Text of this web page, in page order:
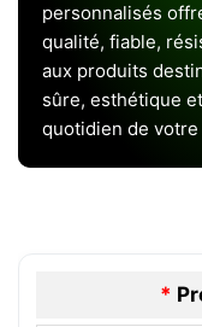
personnalisés
qualité, fiable,
aux produits
sûre, esthétique
quotidien de votre
*